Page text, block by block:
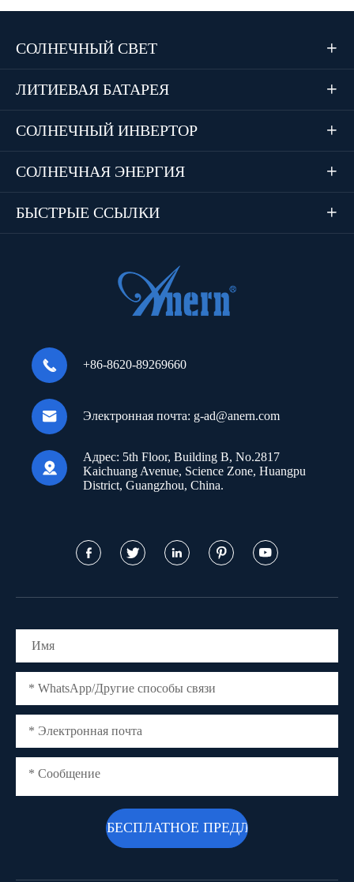
СОЛНЕЧНЫЙ СВЕТ 
ЛИТИЕВАЯ БАТАРЕЯ 
СОЛНЕЧНЫЙ ИНВЕРТОР 
СОЛНЕЧНАЯ ЭНЕРГИЯ 
БЫСТРЫЕ ССЫЛКИ 
 +86-8620-89269660
 Электронная почта: g-ad@anern.com

Адрес: 5th Floor, Building B, No.2817
Kaichuang Avenue, Science Zone, Huangpu
District, Guangzhou, China.
    